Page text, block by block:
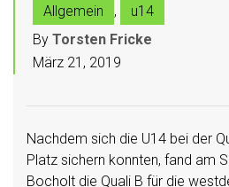
Allgemein ,
u14
By Torsten Fricke
März 21, 2019
Nachdem sich die U14 bei der
Platz sichern konnten, fand am
Bocholt die Quali B für die